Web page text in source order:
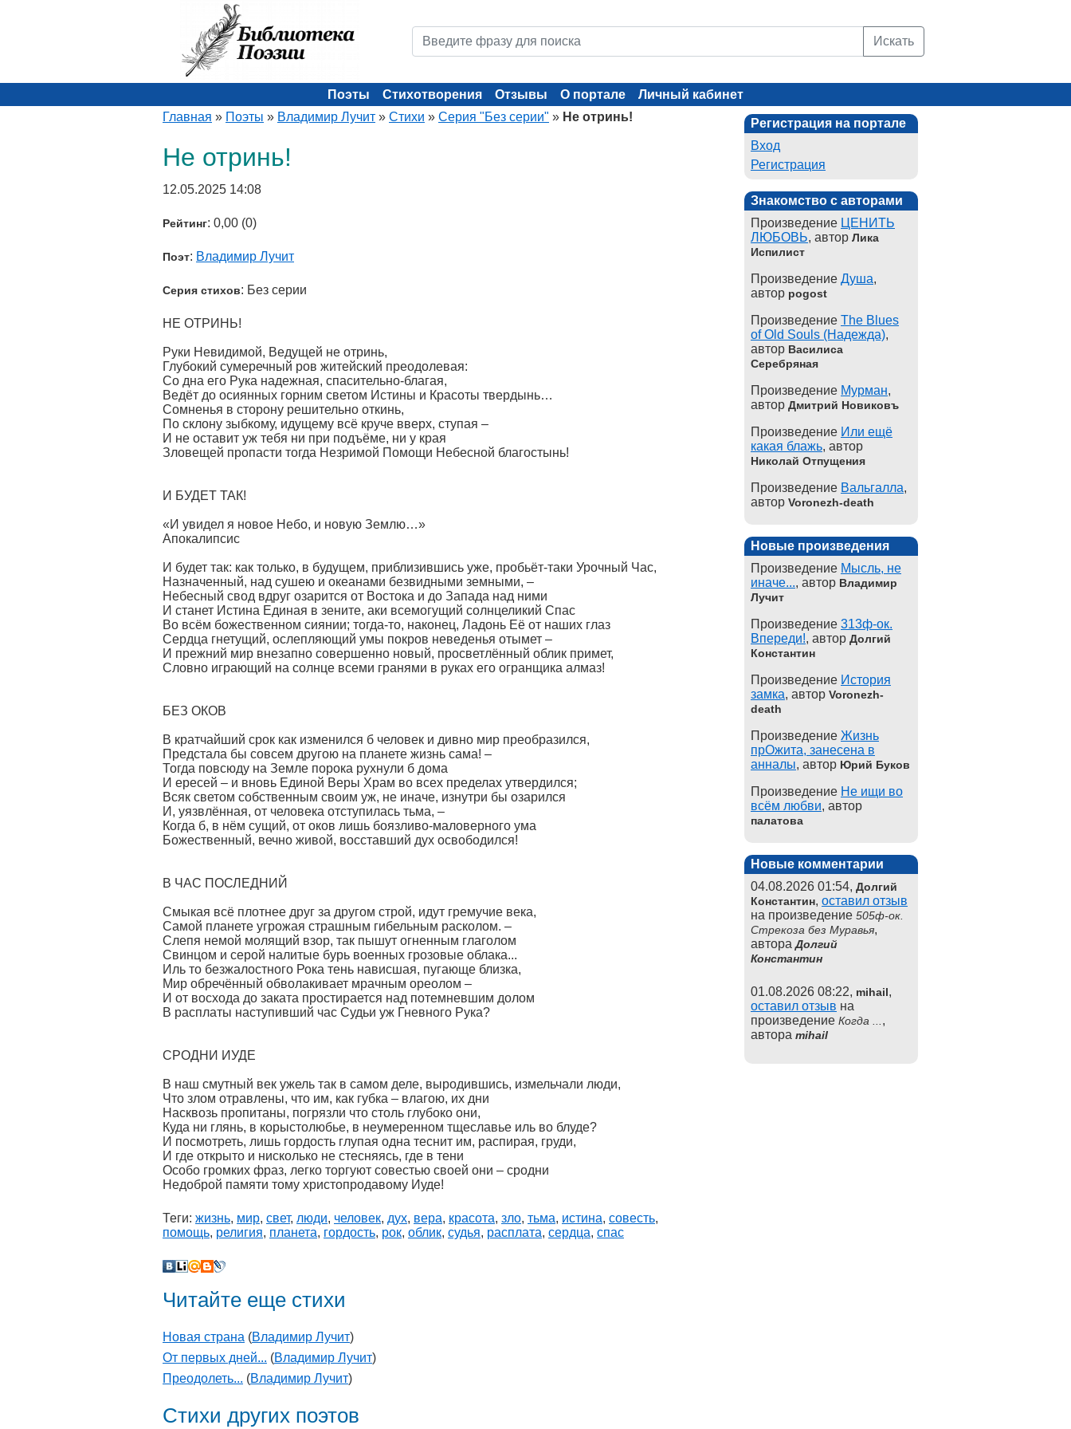
Искать
Поэты Стихотворения Отзывы О портале
Личный кабинет
Главная » Поэты » Владимир Лучит » Стихи » Серия "Без серии" » Не отринь!
Не отринь!
12.05.2025 14:08
Рейтинг: 0,00 (0)
Поэт: Владимир Лучит
Серия стихов: Без серии
НЕ ОТРИНЬ!
Руки Невидимой, Ведущей не отринь,
Глубокий сумеречный ров житейский преодолевая:
Со дна его Рука надежная, спасительно-благая,
Ведёт до осиянных горним светом Истины и Красоты твердынь…
Сомненья в сторону решительно откинь,
По склону зыбкому, идущему всё круче вверх, ступая –
И не оставит уж тебя ни при подъёме, ни у края
Зловещей пропасти тогда Незримой Помощи Небесной благостынь!
И БУДЕТ ТАК!
«И увидел я новое Небо, и новую Землю…»
Апокалипсис
И будет так: как только, в будущем, приблизившись уже, пробьёт-таки Урочный Час,
Назначенный, над сушею и океанами безвидными земными, –
Небесный свод вдруг озарится от Востока и до Запада над ними
И станет Истина Единая в зените, аки всемогущий солнцеликий Спас
Во всём божественном сиянии; тогда-то, наконец, Ладонь Её от наших глаз
Сердца гнетущий, ослепляющий умы покров неведенья отымет –
И прежний мир внезапно совершенно новый, просветлённый облик примет,
Словно играющий на солнце всеми гранями в руках его огранщика алмаз!
БЕЗ ОКОВ
В кратчайший срок как изменился б человек и дивно мир преобразился,
Предстала бы совсем другою на планете жизнь сама! –
Тогда повсюду на Земле порока рухнули б дома
И ересей – и вновь Единой Веры Храм во всех пределах утвердился;
Всяк светом собственным своим уж, не иначе, изнутри бы озарился
И, уязвлённая, от человека отступилась тьма, –
Когда б, в нём сущий, от оков лишь боязливо-маловерного ума
Божественный, вечно живой, восставший дух освободился!
В ЧАС ПОСЛЕДНИЙ
Смыкая всё плотнее друг за другом строй, идут гремучие века,
Самой планете угрожая страшным гибельным расколом. –
Слепя немой молящий взор, так пышут огненным глаголом
Свинцом и серой налитые бурь военных грозовые облака...
Иль то безжалостного Рока тень нависшая, пугающе близка,
Мир обречённый обволакивает мрачным ореолом –
И от восхода до заката простирается над потемневшим долом
В расплаты наступивший час Судьи уж Гневного Рука?
СРОДНИ ИУДЕ
В наш смутный век ужель так в самом деле, выродившись, измельчали люди,
Что злом отравлены, что им, как губка – влагою, их дни
Насквозь пропитаны, погрязли что столь глубоко они,
Куда ни глянь, в корыстолюбье, в неумеренном тщеславье иль во блуде?
И посмотреть, лишь гордость глупая одна теснит им, распирая, груди,
И где открыто и нисколько не стесняясь, где в тени
Особо громких фраз, легко торгуют совестью своей они – сродни
Недоброй памяти тому христопродавому Иуде!
Теги: жизнь, мир, свет, люди, человек, дух, вера, красота, зло, тьма, истина, совесть,
помощь, религия, планета, гордость, рок, облик, судья, расплата, сердца, спас
Читайте еще стихи
Новая страна (Владимир Лучит)
От первых дней... (Владимир Лучит)
Преодолеть... (Владимир Лучит)
Стихи других поэтов
Регистрация на портале
Вход
Регистрация
Знакомство с авторами
Произведение ЦЕНИТЬ
ЛЮБОВЬ, автор Лика
Испилист
Произведение Душа,
автор pogost
Произведение The Blues
of Old Souls (Надежда),
автор Василиса
Серебряная
Произведение Мурман,
автор Дмитрий Новиковъ
Произведение Или ещё
какая блажь, автор
Николай Отпущения
Произведение Вальгалла,
автор Voronezh-death
Новые произведения
Произведение Мысль, не
иначе..., автор Владимир
Лучит
Произведение 313ф-ок.
Впереди!, автор Долгий
Константин
Произведение История
замка, автор Voronezh-
death
Произведение Жизнь
прОжита, занесена в
анналы, автор Юрий Буков
Произведение Не ищи во
всём любви, автор
палатова
Новые комментарии
04.08.2026 01:54, Долгий
Константин, оставил отзыв
на произведение 505ф-ок.
Стрекоза без Муравья,
автораДолгий
Константин
01.08.2026 08:22, mihail,
оставил отзыв на
произведение Когда ... ,
автора mihail